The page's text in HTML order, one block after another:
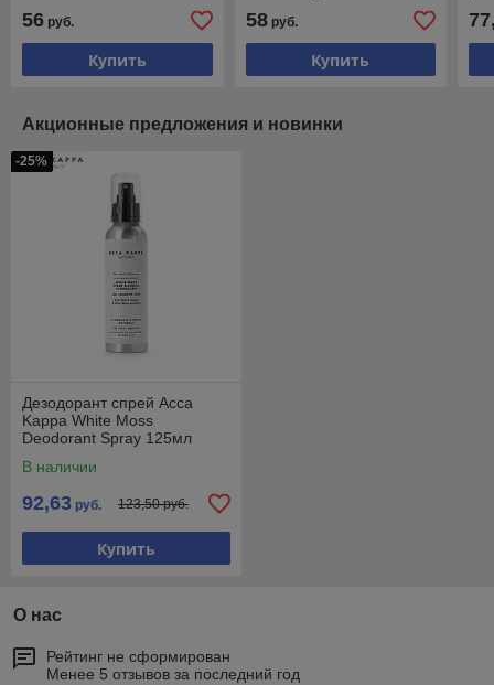
56 руб.
Купить
58руб.
Купить
Акционные предложения и новинки
-25%
Дезодорант спрей Acca
Kappa White Moss
Deodorant Spray 125мл
В наличии
92,63 руб. 123,50 руб.
Купить
О нас
Рейтинг не сформирован
Менее 5 отзывов за последний год